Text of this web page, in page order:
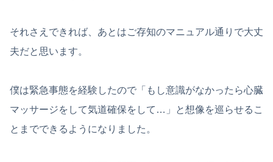
それさえできれば、あとはご存知のマニュアル通りで大丈
夫だと思います。
僕は緊急事態を経験したので「もし意識がなかったら心臓
マッサージをして気道確保をして…」と想像を巡らせるこ
とまでできるようになりました。